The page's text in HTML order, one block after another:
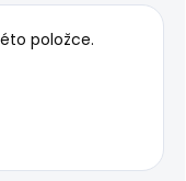
položce.